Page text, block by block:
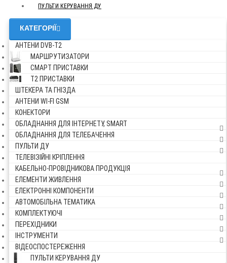
ПУЛЬТИ КЕРУВАННЯ ДУ
КАТЕГОРІЇ
АНТЕНИ DVB-Т2
МАРШРУТИЗАТОРИ
СМАРТ ПРИСТАВКИ
Т2 ПРИСТАВКИ
ШТЕКЕРА ТА ГНІЗДА
АНТЕНИ WI-FI GSM
КОНЕКТОРИ
ОБЛАДНАННЯ ДЛЯ ІНТЕРНЕТУ, SMART
ОБЛАДНАННЯ ДЛЯ ТЕЛЕБАЧЕННЯ
ПУЛЬТИ ДУ
ТЕЛЕВІЗІЙНІ КРІПЛЕННЯ
КАБЕЛЬНО-ПРОВІДНИКОВА ПРОДУКЦІЯ
ЕЛЕМЕНТИ ЖИВЛЕННЯ
ЕЛЕКТРОННІ КОМПОНЕНТИ
АВТОМОБІЛЬНА ТЕМАТИКА
КОМПЛЕКТУЮЧІ
ПЕРЕХІДНИКИ
ІНСТРУМЕНТИ
ВІДЕОСПОСТЕРЕЖЕННЯ
ПУЛЬТИ КЕРУВАННЯ ДУ